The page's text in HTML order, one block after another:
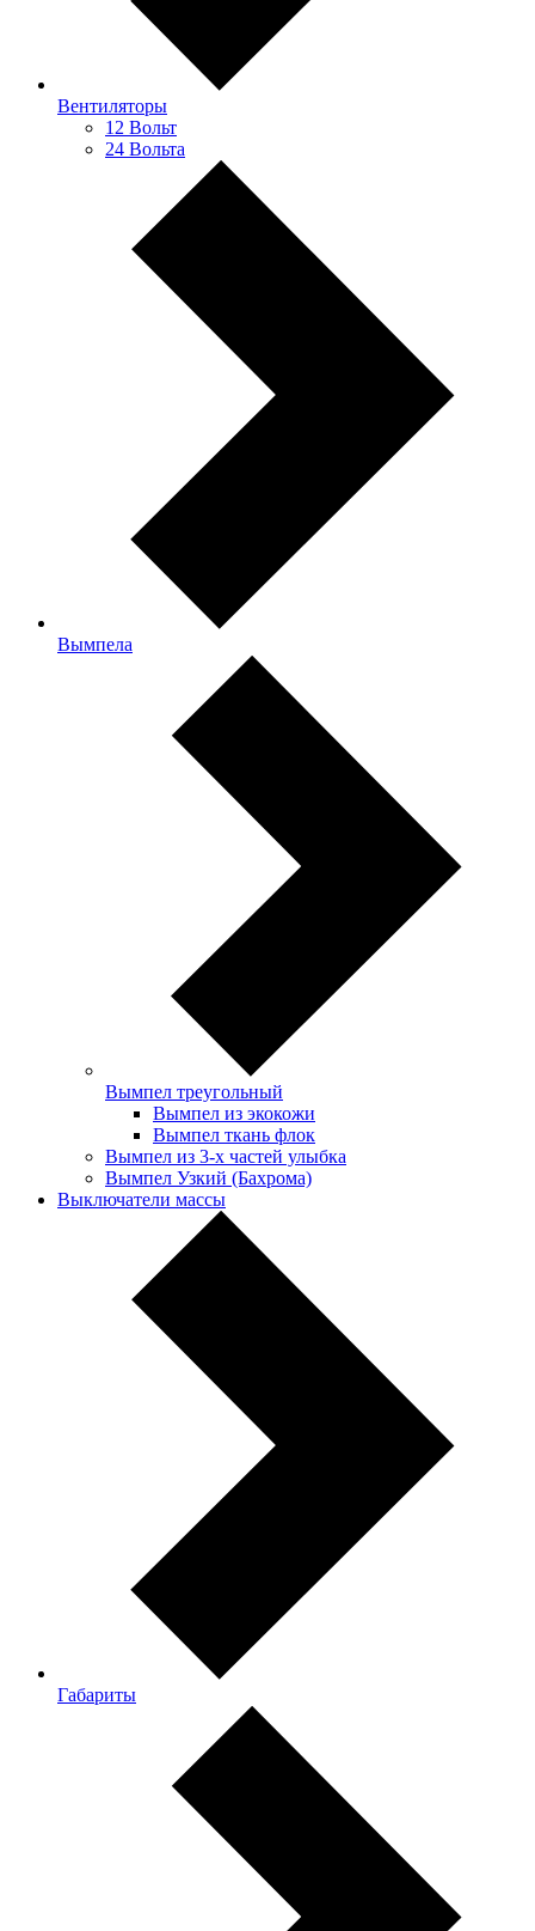
Вентиляторы
12 Вольт
24 Вольта
Вымпела
Вымпел треугольный
Вымпел из экокожи
Вымпел ткань флок
Вымпел из 3-х частей улыбка
Вымпел Узкий (Бахрома)
Выключатели массы
Габариты